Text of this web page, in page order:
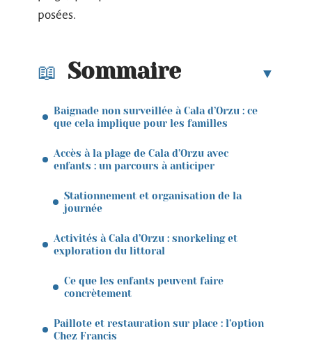
posées.
Sommaire
Baignade non surveillée à Cala d’Orzu : ce
que cela implique pour les familles
Accès à la plage de Cala d’Orzu avec
enfants : un parcours à anticiper
Stationnement et organisation de la
journée
Activités à Cala d’Orzu : snorkeling et
exploration du littoral
Ce que les enfants peuvent faire
concrètement
Paillote et restauration sur place : l’option
Chez Francis